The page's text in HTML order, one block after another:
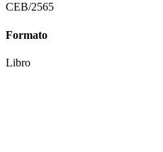
CEB/2565
Formato
Libro